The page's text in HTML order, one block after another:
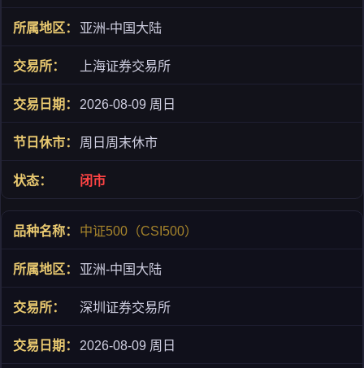
亚洲-中国大陆
上海证券交易所
2026-08-09 周日
周日周末休市
闭市
中证500（CSI500）
亚洲-中国大陆
深圳证券交易所
2026-08-09 周日